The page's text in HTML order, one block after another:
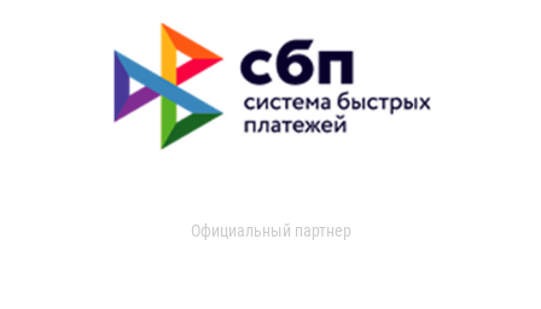
Официальный партнер